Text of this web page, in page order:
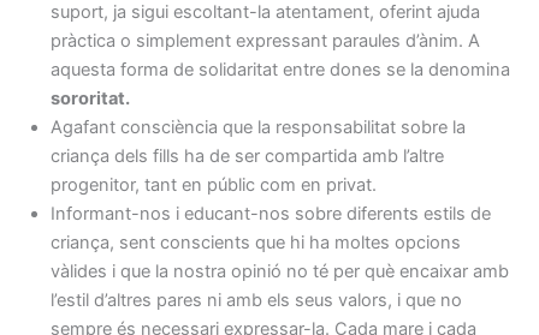
suport, ja sigui escoltant-la atentament, oferint ajuda
pràctica o simplement expressant paraules d’ànim. A
aquesta forma de solidaritat entre dones se la denomina
sororitat.
Agafant consciència que la responsabilitat sobre la
criança dels fills ha de ser compartida amb l’altre
progenitor, tant en públic com en privat.
Informant-nos i educant-nos sobre diferents estils de
criança, sent conscients que hi ha moltes opcions
vàlides i que la nostra opinió no té per què encaixar amb
l’estil d’altres pares ni amb els seus valors, i que no
sempre és necessari expressar-la. Cada mare i cada